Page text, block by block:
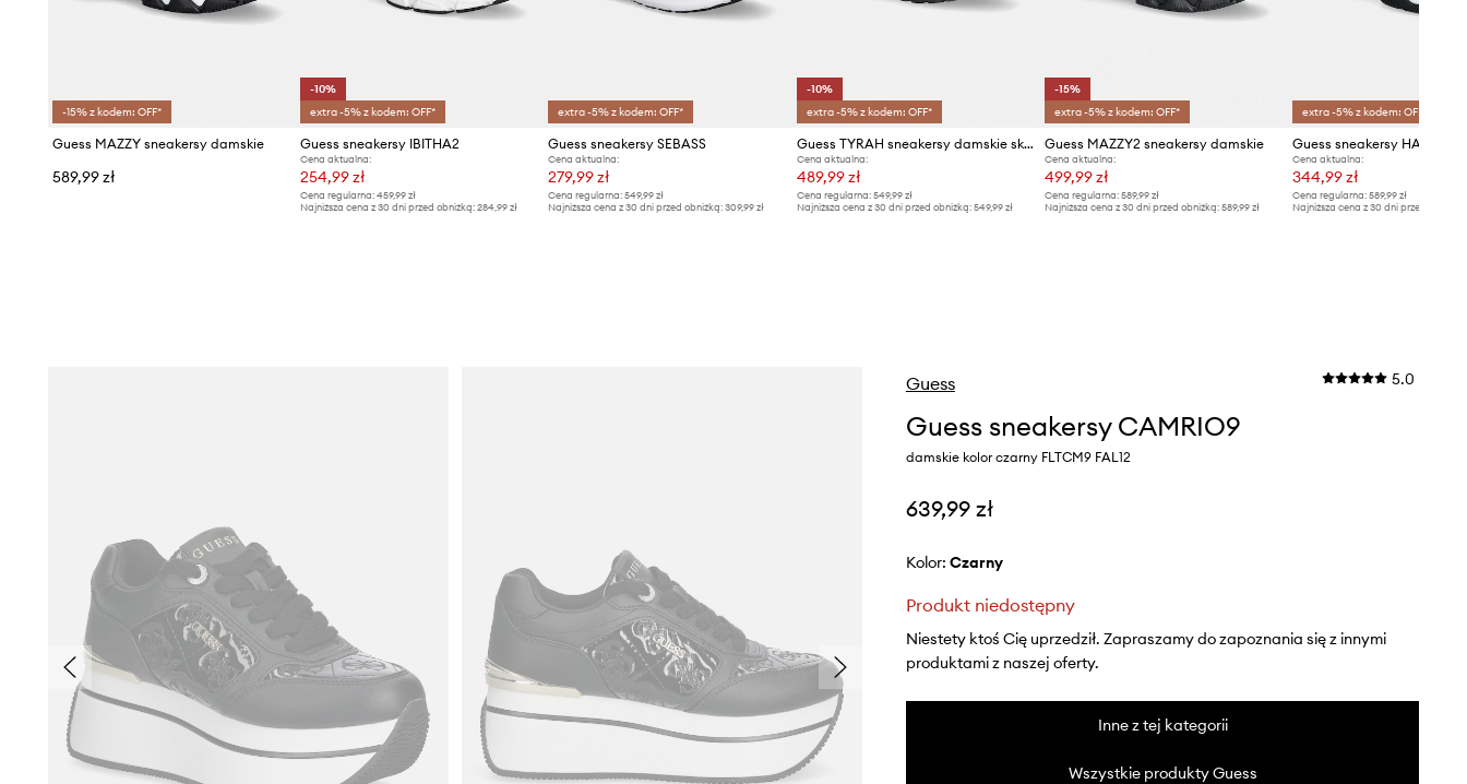
-15% z kodem: OFF*
Guess MAZZY sneakersy damskie
589,99 zł
-10%
extra -5% z kodem: OFF*
Guess sneakersy IBITHA2
Cena aktualna:
254,99 zł
Cena regularna:459,99 zł
Najniższa cena z 30 dni przed obniżką:284,99 zł
extra -5% z kodem: OFF*
Guess sneakersy SEBASS
Cena aktualna:
279,99 zł
Cena regularna: 549,99 zł
Najniższa cena z 30 dni przed obniżką: 309,99 zł
-10%
extra -5% z kodem: OFF*
Guess TYRAH sneakersy damskie skórzane
Cena aktualna:
489,99 zł
Cena regularna: 549,99 zł
Najniższa cena z 30 dni przed obniżką: 549,99 zł
-15%
extra -5% z kodem: OFF*
Guess MAZZY2 sneakersy damskie
Cena aktualna:
499,99 zł
Cena regularna:589,99 zł
Najniższa cena z 30 dni przed obniżką:589,99 zł
extra -5% z kodem: OFF*
Guess sneakersy HARPAA
Cena aktualna:
344,99 zł
Cena regularna: 589,99 zł
Najniższa cena z 30 dni przed obniżką:
Guess 5.0
Guess sneakersy CAMRIO9
damskie kolor czarny FLTCM9 FAL12
639,99 zł
Kolor: czarny
Produkt niedostępny
Niestety ktoś Cię uprzedził. Zapraszamy do zapoznania się z innymi
produktami z naszej oferty.
Inne z tej kategorii
Wszystkie produkty Guess